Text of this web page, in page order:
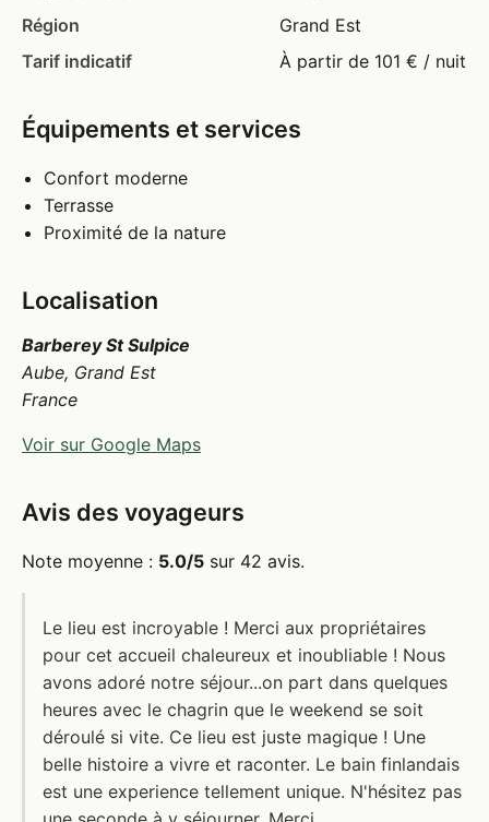
Région
Grand Est
Tarif indicatif
À partir de 101 € / nuit
Équipements et services
Confort moderne
Terrasse
Proximité de la nature
Localisation
Barberey St Sulpice
Aube, Grand Est
France
Voir sur Google Maps
Avis des voyageurs
Note moyenne : 5.0/5 sur 42 avis.
Le lieu est incroyable ! Merci aux propriétaires
pour cet accueil chaleureux et inoubliable ! Nous
avons adoré notre séjour...on part dans quelques
heures avec le chagrin que le weekend se soit
déroulé si vite. Ce lieu est juste magique ! Une
belle histoire a vivre et raconter. Le bain finlandais
est une experience tellement unique. N'hésitez pas